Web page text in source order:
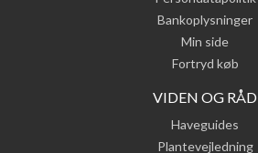
Bankoplysninger
Min side
Fortryd køb
VIDEN OG RÅD
Haveguides
Plantevejledning